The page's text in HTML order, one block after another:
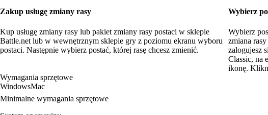
Zakup usługę zmiany rasy
Kup usługę zmiany rasy lub pakiet zmiany rasy postaci w sklepie
Battle.net lub w wewnętrznym sklepie gry z poziomu ekranu wyboru
postaci. Następnie wybierz postać, której rasę chcesz zmienić.
Wybierz
Wybierz
zmiana
zalogujesz
Classic, na
ikonę.
Wymagania sprzętowe
WindowsMac
Minimalne wymagania sprzętowe